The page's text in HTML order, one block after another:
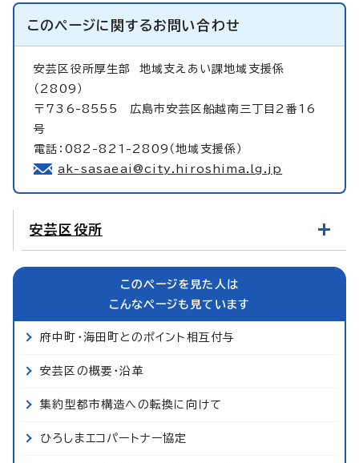
このページに関するお問い合わせ
安芸区役所厚生部 地域支えあい課地域支援係
（2809）
〒736-8555 広島市安芸区船越南三丁目2番16
号
電話：082-821-2809（地域支援係）
ak-sasaeai@city.hiroshima.lg.jp
安芸区役所
このページを見た人は
こんなページも見ています
府中町・海田町とのポイント相互付与
安芸区の概要・沿革
集約型都市構造への転換に向けて
ひろしまエコパートナー協定